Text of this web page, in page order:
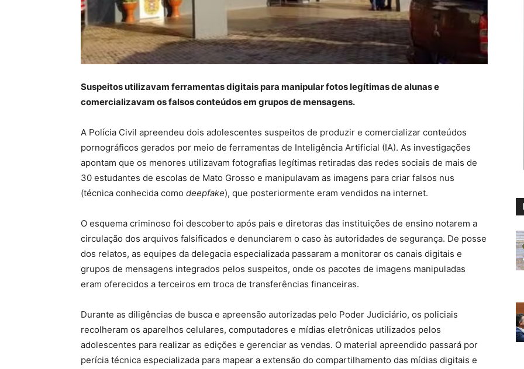
Suspeitos utilizavam ferramentas digitais para manipular fotos legítimas de alunas e
comercializavam os falsos conteúdos em grupos de mensagens.
A Polícia Civil apreendeu dois adolescentes suspeitos de produzir e comercializar conteúdos
pornográficos gerados por meio de ferramentas de Inteligência Artificial (IA). As investigações
apontam que os menores utilizavam fotografias legítimas retiradas das redes sociais de mais de
30 estudantes de escolas de Mato Grosso e manipulavam as imagens para criar falsos nus
(técnica conhecida como deepfake), que posteriormente eram vendidos na internet.
O esquema criminoso foi descoberto após pais e diretoras das instituições de ensino notarem a
circulação dos arquivos falsificados e denunciarem o caso às autoridades de segurança. De posse
dos relatos, as equipes da delegacia especializada passaram a monitorar os canais digitais e
grupos de mensagens integrados pelos suspeitos, onde os pacotes de imagens manipuladas
eram oferecidos a terceiros em troca de transferências financeiras.
Durante as diligências de busca e apreensão autorizadas pelo Poder Judiciário, os policiais
recolheram os aparelhos celulares, computadores e mídias eletrônicas utilizados pelos
adolescentes para realizar as edições e gerenciar as vendas. O material apreendido passará por
perícia técnica especializada para mapear a extensão do compartilhamento das mídias digitais e